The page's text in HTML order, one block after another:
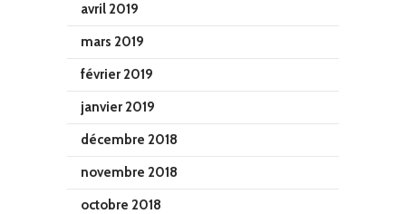
avril 2019
mars 2019
février 2019
janvier 2019
décembre 2018
novembre 2018
octobre 2018